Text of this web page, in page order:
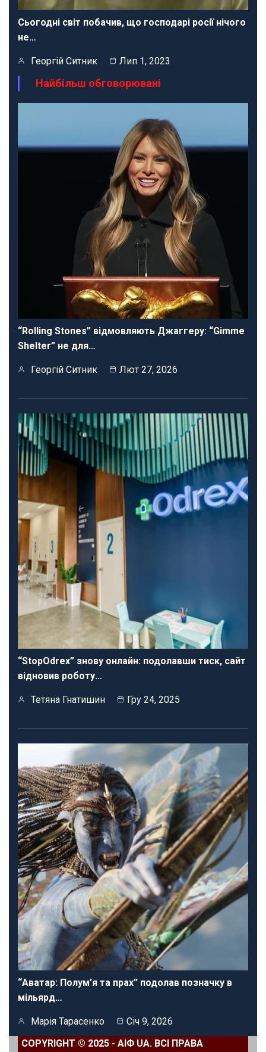
Сьогодні світ побачив, що господарі росії нічого
не…
Георгій Ситник Лип 1, 2023
Найбільш обговорювані
“Rolling Stones” відмовляють Джаггеру: “Gimme
Shelter” не для…
Георгій Ситник Лют 27, 2026
“StopOdrex” знову онлайн: подолавши тиск, сайт
відновив роботу…
Тетяна Гнатишин Гру 24, 2025
“Аватар: Полум’я та прах” подолав позначку в
мільярд…
Марія Тарасенко
Січ 9, 2026
COPYRIGHT © 2025 - АІФ UA. ВСІ ПРАВА